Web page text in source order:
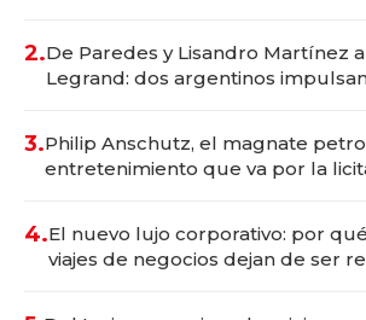
2.De Paredes y Lisandro Martínez
Legrand: dos argentinos
3.Philip Anschutz, el magnate
entretenimiento que va por la
4.El nuevo lujo corporativo: por
viajes de negocios dejan de ser